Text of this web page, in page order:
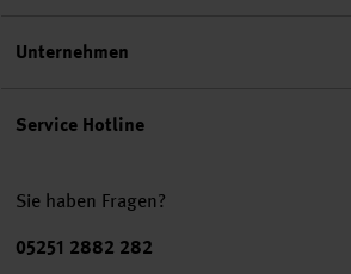
Service Hotline
Sie haben Fragen?
Telefonnummer
05251 2882 282
Unternehmen